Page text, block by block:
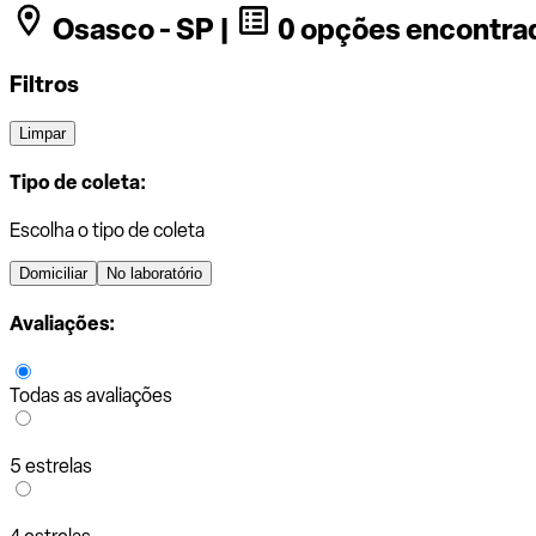
Osasco - SP | 0 opções
Filtros
Limpar
Tipo de coleta:
Escolha o tipo de coleta
Domiciliar No laboratório
Avaliações:
Todas as avaliações
5 estrelas